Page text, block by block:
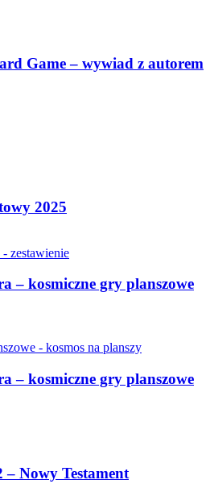
Game – wywiad z autorem
2025
– kosmiczne gry planszowe
– kosmiczne gry planszowe
– Nowy Testament